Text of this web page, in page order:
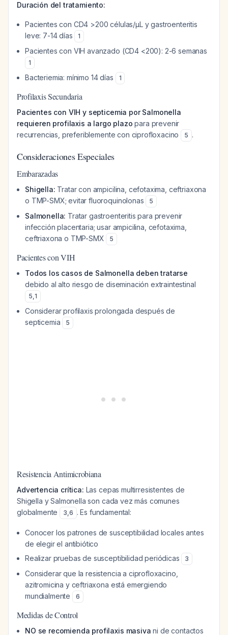
Duración del tratamiento:
Pacientes con CD4 >200 células/µL y gastroenteritis
leve: 7-14 días
1
Pacientes con VIH avanzado (CD4 <200): 2-6 semanas
1
Bacteriemia: mínimo 14 días 1
Profilaxis Secundaria
Pacientes con VIH y septicemia por Salmonella
requieren profilaxis a largo plazo para prevenir
recurrencias, preferiblemente con ciprofloxacino
5 .
Consideraciones Especiales
Embarazadas
Shigella: Tratar con ampicilina, cefotaxima, ceftriaxona
o TMP-SMX; evitar fluoroquinolonas
5
Salmonella: Tratar gastroenteritis para prevenir
infección placentaria; usar ampicilina, cefotaxima,
ceftriaxona o TMP-SMX
5
Pacientes con VIH
Todos los casos de Salmonella deben tratarse
debido al alto riesgo de diseminación extraintestinal
5,1
Considerar profilaxis prolongada después de
septicemia
5
Resistencia Antimicrobiana
Advertencia crítica: Las cepas multirresistentes de
Shigella y Salmonella son cada vez más comunes
globalmente
3,6 . Es fundamental:
Conocer los patrones de susceptibilidad locales antes
de elegir el antibiótico
Realizar pruebas de susceptibilidad periódicas
3
Considerar que la resistencia a ciprofloxacino,
azitromicina y ceftriaxona está emergiendo
mundialmente
6
Medidas de Control
NO se recomienda profilaxis masiva ni de contactos